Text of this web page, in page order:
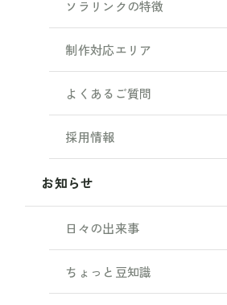
ソラリンクの特徴
制作対応エリア
よくあるご質問
採用情報
お知らせ
日々の出来事
ちょっと豆知識